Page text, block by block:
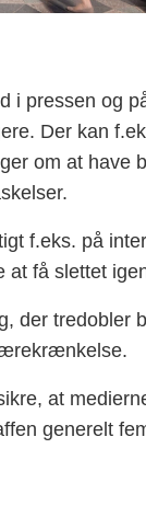
i pressen og
Der kan
om at have
f.eks. på
få slettet
der tredobler
at
generelt